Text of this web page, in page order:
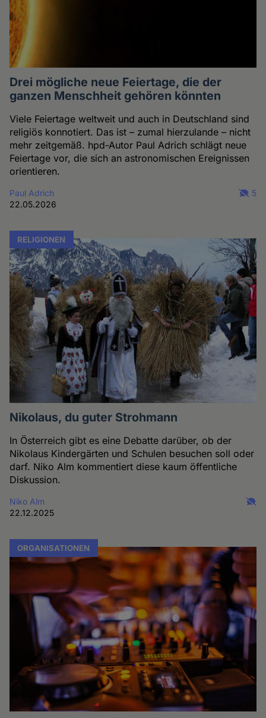
Drei mögliche neue Feiertage, die der
ganzen Menschheit gehören könnten
Viele Feiertage weltweit und auch in Deutschland sind
religiös konnotiert. Das ist – zumal hierzulande – nicht
mehr zeitgemäß. hpd-Autor Paul Adrich schlägt neue
Feiertage vor, die sich an astronomischen Ereignissen
orientieren.
Paul Adrich
22.05.2026
5
RELIGIONEN
Nikolaus, du guter Strohmann
In Österreich gibt es eine Debatte darüber, ob der
Nikolaus Kindergärten und Schulen besuchen soll oder
darf. Niko Alm kommentiert diese kaum öffentliche
Diskussion.
Niko Alm
22.12.2025
ORGANISATIONEN